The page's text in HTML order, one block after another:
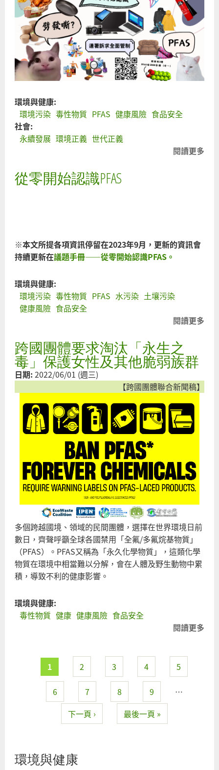
環境與健康:
環境污染 毒性物質 PFAS 健康風險 食品安全
社會:
永續發展 環境正義 世代正義
閱讀更多
從零開始認識PFAS
※本文所提各項資訊停留在2023年9月，更新的資訊會
持續更新在議題手冊——從零開始認識PFAS。
環境與健康:
環境污染 毒性物質 PFAS 水污染 土壤污染
健康風險 食品安全
閱讀更多
跨國團體要求淘汰「永生之
毒」保護女性及其他脆弱族群
日期: 2022/06/01 (週三)
【跨國團體聯合新聞稿】
多個跨越國境、領域的民間團體，選擇在世界環境日前
數日，齊聲呼籲全球各國禁用「全氟/多氟烷基物質」
（PFAS）。PFAS又稱為「永久化學物質」，這類化學
物質在環境中相當難以分解，會在人體及野生動物中累
積，導致不利的健康影響。
環境與健康:
毒性物質 健康 健康風險 食品安全
閱讀更多
1 2 3 4 5
6 7 8 9
…
下一頁 ›
最後一頁 »
環境與健康